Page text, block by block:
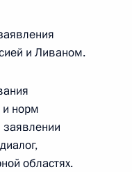
и Ливаном.
и норм
областях.